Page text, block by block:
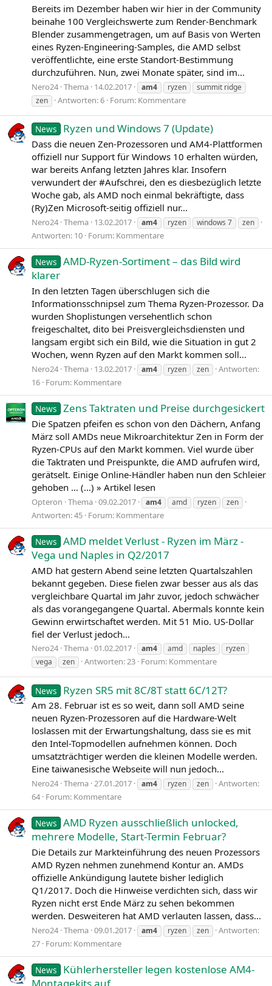
Bereits im Dezember haben wir hier in der Community
beinahe 100 Vergleichswerte zum Render-Benchmark
Blender zusammengetragen, um auf Basis von Werten
eines Ryzen-Engineering-Samples, die AMD selbst
veröffentlichte, eine erste Standort-Bestimmung
durchzuführen. Nun, zwei Monate später, sind im...
Nero24 Thema 14.02.2017 am4 ryzen
summit ridge
zen
Antworten: 6 Forum: Kommentare
News Ryzen und Windows 7 (Update)
Dass die neuen Zen-Prozessoren und AM4-Plattformen
offiziell nur Support für Windows 10 erhalten würden,
war bereits Anfang letzten Jahres klar. Insofern
verwundert der #Aufschrei, den es diesbezüglich letzte
Woche gab, als AMD noch einmal bekräftigte, dass
(Ry)Zen Microsoft-seitig offiziell nur...
Nero24 Thema 13.02.2017 am4 ryzen windows 7 zen
Antworten: 10 Forum: Kommentare
News AMD-Ryzen-Sortiment – das Bild wird
klarer
In den letzten Tagen überschlugen sich die
Informationsschnipsel zum Thema Ryzen-Prozessor. Da
wurden Shoplistungen versehentlich schon
freigeschaltet, dito bei Preisvergleichsdiensten und
langsam ergibt sich ein Bild, wie die Situation in gut 2
Wochen, wenn Ryzen auf den Markt kommen soll...
Nero24 Thema 13.02.2017 am4 ryzen zen
Antworten:
16 Forum: Kommentare
News Zens Taktraten und Preise durchgesickert
Die Spatzen pfeifen es schon von den Dächern, Anfang
März soll AMDs neue Mikroarchitektur Zen in Form der
Ryzen-CPUs auf den Markt kommen. Viel wurde über
die Taktraten und Preispunkte, die AMD aufrufen wird,
gerätselt. Einige Online-Händler haben nun den Schleier
gehoben … (…) » Artikel lesen
Opteron Thema 09.02.2017 am4 amd ryzen zen
Antworten: 45 Forum: Kommentare
News AMD meldet Verlust - Ryzen im März -
Vega und Naples in Q2/2017
AMD hat gestern Abend seine letzten Quartalszahlen
bekannt gegeben. Diese fielen zwar besser aus als das
vergleichbare Quartal im Jahr zuvor, jedoch schwächer
als das vorangegangene Quartal. Abermals konnte kein
Gewinn erwirtschaftet werden. Mit 51 Mio. US-Dollar
fiel der Verlust jedoch...
Nero24 Thema 01.02.2017 am4 amd naples
ryzen
vega
zen Antworten: 23 Forum: Kommentare
News Ryzen SR5 mit 8C/8T statt 6C/12T?
Am 28. Februar ist es so weit, dann soll AMD seine
neuen Ryzen-Prozessoren auf die Hardware-Welt
loslassen mit der Erwartungshaltung, dass sie es mit
den Intel-Topmodellen aufnehmen können. Doch
umsatzträchtiger werden die kleinen Modelle werden.
Eine taiwanesische Webseite will nun jedoch...
Nero24 Thema 27.01.2017 am4 ryzen zen
Antworten:
64 Forum: Kommentare
News AMD Ryzen ausschließlich unlocked,
mehrere Modelle, Start-Termin Februar?
Die Details zur Markteinführung des neuen Prozessors
AMD Ryzen nehmen zunehmend Kontur an. AMDs
offizielle Ankündigung lautete bisher lediglich
Q1/2017. Doch die Hinweise verdichten sich, dass wir
Ryzen nicht erst Ende März zu sehen bekommen
werden. Desweiteren hat AMD verlauten lassen, dass...
Nero24 Thema 09.01.2017 am4 ryzen zen
Antworten:
27 Forum: Kommentare
News
Kühlerhersteller legen kostenlose AM4-